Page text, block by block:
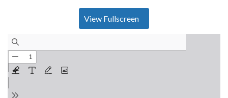
View Fullscreen